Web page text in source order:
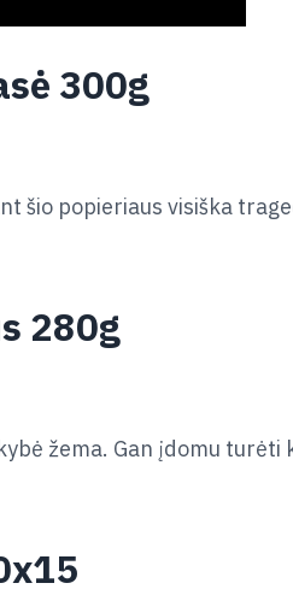
300g
šio popieriaus visiška
280g
žema. Gan įdomu